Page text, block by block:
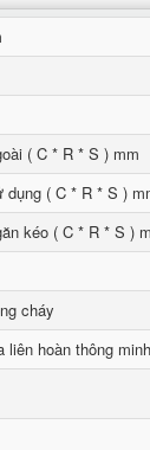
( C * R * S ) mm
( C * R * S )
kéo ( C * R * S )
cháy
liên hoàn thông minh